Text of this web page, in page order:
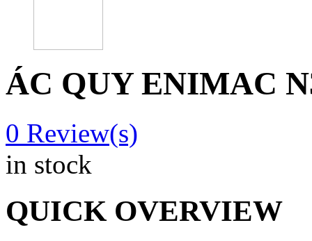
ÁC QUY ENIMAC
0 Review(s)
in stock
QUICK OVERVIEW